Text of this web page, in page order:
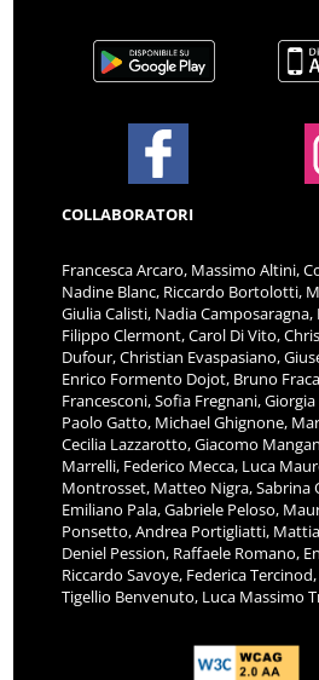
COLLABORATORI
Francesca Arcaro, Massimo Altini,
Nadine Blanc, Riccardo Bortolotti,
Giulia Calisti, Nadia Camposaragna,
Filippo Clermont, Carol Di Vito,
Dufour, Christian Evaspasiano,
Enrico Formento Dojot, Bruno
Francesconi, Sofia Fregnani,
Paolo Gatto, Michael Ghignone,
Cecilia Lazzarotto, Giacomo
Marrelli, Federico Mecca, Luca
Montrosset, Matteo Nigra, Sabrina
Emiliano Pala, Gabriele Peloso,
Ponsetto, Andrea Portigliatti,
Deniel Pession, Raffaele Romano,
Riccardo Savoye, Federica
Tigellio Benvenuto, Luca Massimo